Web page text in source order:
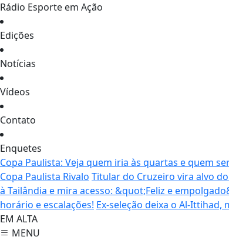
Rádio Esporte em Ação
Edições
Notícias
Vídeos
Contato
Enquetes
Copa Paulista: Veja quem iria às quartas e quem
Copa Paulista Rivalo Titular do Cruzeiro vira alvo
à Tailândia e mira acesso: &quot;Feliz e
horário e escalações! Ex-seleção deixa o Al-
EM ALTA
MENU